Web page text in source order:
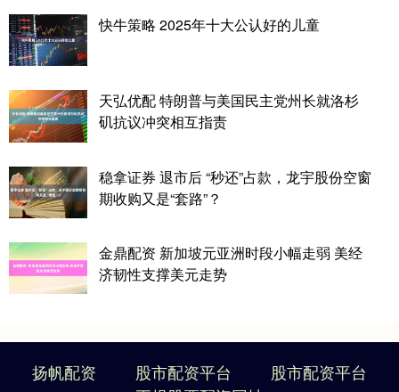
快牛策略 2025年十大公认好的儿童
天弘优配 特朗普与美国民主党州长就洛杉
矶抗议冲突相互指责
稳拿证券 退市后 “秒还”占款，龙宇股份空窗
期收购又是“套路”？
金鼎配资 新加坡元亚洲时段小幅走弱 美经
济韧性支撑美元走势
扬帆配资 股市配资平台
股市配资平台